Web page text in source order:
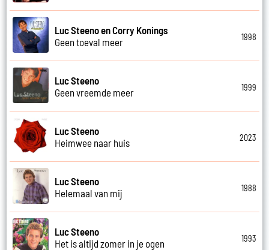
Luc Steeno en Corry Konings
Geen toeval meer
1998
Luc Steeno
Geen vreemde meer
1999
Luc Steeno
Heimwee naar huis
2023
Luc Steeno
Helemaal van mij
1988
Luc Steeno
Het is altijd zomer in je ogen
1993